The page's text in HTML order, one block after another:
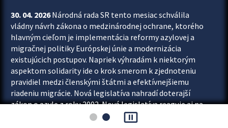
30. 04. 2026Národná rada SR tento mesiac schválila
vládny návrh zákona o medzinárodnej ochrane, ktorého
hlavným cieľom je implementácia reformy azylovej a
migračnej politiky Európskej únie a modernizácia
existujúcich postupov. Napriek výhradám k niektorým
aspektom solidarity ide o krok smerom k zjednoteniu
pravidiel medzi členskými štátmi a efektívnejšiemu
riadeniu migrácie. Nová legislatíva nahradí doterajší
zákon o azyle z roku 2002. Nová legislatíva reaguje aj na
vývoj posledného desaťročia, počas...
pause_presentation